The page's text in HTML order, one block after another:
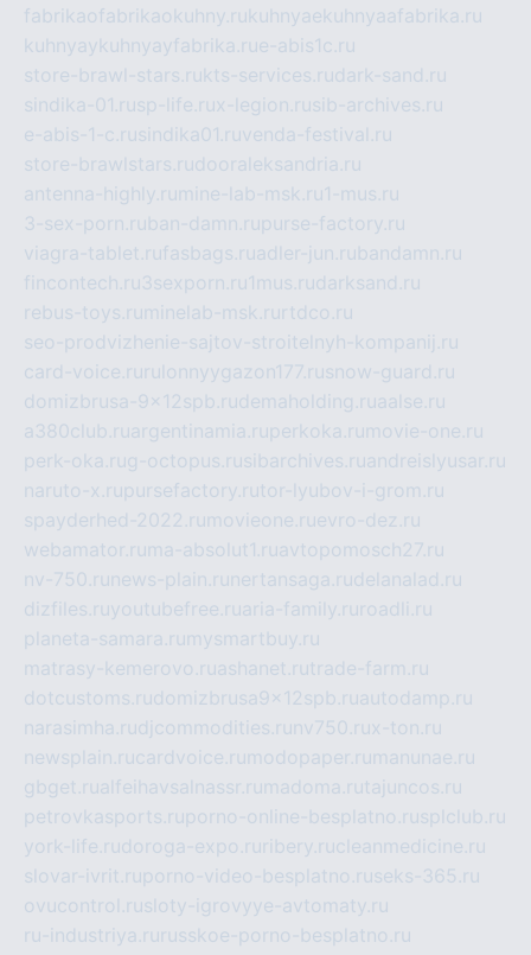
fabrikaofabrikaokuhny.rukuhnyaekuhnyaafabrika.ru
kuhnyaykuhnyayfabrika.rue-abis1c.ru
store-brawl-stars.rukts-services.rudark-sand.ru
sindika-01.rusp-life.rux-legion.rusib-archives.ru
e-abis-1-c.rusindika01.ruvenda-festival.ru
store-brawlstars.rudooraleksandria.ru
antenna-highly.ru mine-lab-msk.ru1-mus.ru
3-sex-porn.ruban-damn.rupurse-factory.ru
viagra-tablet.rufasbags.ruadler-jun.rubandamn.ru
fincontech.ru3sexporn.ru1mus.rudarksand.ru
rebus-toys.ru minelab-msk.ru rtdco.ru
seo-prodvizhenie-sajtov-stroitelnyh-kompanij.ru
card-voice.ru rulonnyygazon177.rusnow-guard.ru
domizbrusa-9x12spb.rudemaholding.ruaalse.ru
a380club.ruargentinamia.ruperkoka.ru movie-one.ru
perk-oka.rug-octopus.rusibarchives.ruandreislyusar.ru
naruto-x.rupursefactory.rutor-lyubov-i-grom.ru
spayderhed-2022.ru movieone.ruevro-dez.ru
webamator.ru ma-absolut1.ruavtopomosch27.ru
nv-750.ru news-plain.ru nertansaga.rudelanalad.ru
dizfiles.ruyoutubefree.ruaria-family.ru roadli.ru
planeta-samara.ru mysmartbuy.ru
matrasy-kemerovo.ruashanet.rutrade-farm.ru
dotcustoms.rudomizbrusa9x12spb.ruautodamp.ru
narasimha.rudjcommodities.ru nv750.rux-ton.ru
newsplain.rucardvoice.ru modopaper.ru manunae.ru
gbget.rualfeihavsalnassr.ru madoma.rutajuncos.ru
petrovkasports.ruporno-online-besplatno.rusplclub.ru
york-life.rudoroga-expo.ru ribery.rucleanmedicine.ru
slovar-ivrit.ruporno-video-besplatno.ruseks-365.ru
ovucontrol.rusloty-igrovyye-avtomaty.ru
ru-industriya.ru russkoe-porno-besplatno.ru